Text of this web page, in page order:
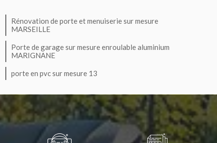
Rénovation de porte et menuiserie sur mesure
MARSEILLE
Porte de garage sur mesure enroulable aluminium
MARIGNANE
porte en pvc sur mesure 13